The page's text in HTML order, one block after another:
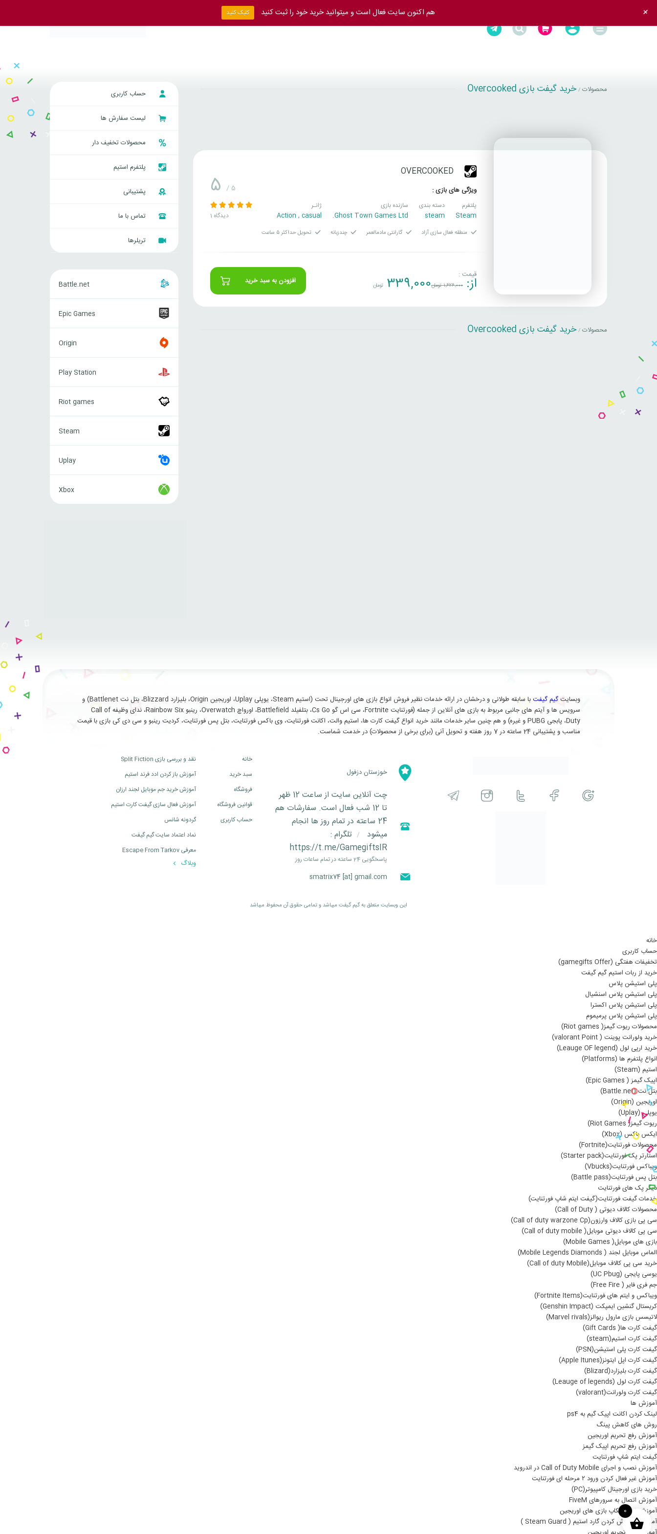
محصولات / خرید گیفت بازی Overcooked
OVERCOOKED
ویژگی های بازی :
پلتفرم
Steam
دسته بندی
steam
سازنده بازی
Ghost Town Games Ltd.
ژانـر
Action , casual
5 / 5
1 دیدگاه
منطقه فعال سازی آزاد گارانتی مادمالعمر چندزبانه تحویل حداکثر ۵ ساعت
قیمت :
از: 1,626,000تومان339,000 تومان افزودن به سبد خرید
محصولات / خرید گیفت بازی Overcooked
حساب کاربری
لیست سفارش ها
محصولات تخفیف دار
پلتفرم استیم
پشتیبانی
تماس با ما
تریلرها
Battle.net
Games
Epic Games
Origin
Station
Play Station
games
Riot games
Steam
Uplay
Xbox
وبسایتگیم گیفت
با سابقه طولانی و درخشان در ارائه خدمات نظیر فروش انواع بازی های اورجینال تحت (استیم Steam، یوپلی Uplay، اوریجین Origin، بلیزارد Blizzard، بتل نت Battlenet) و
سرویس ها و آیتم های جانبی مربوط به بازی های آنلاین از جمله (فورتنایت Fortnite، سی اس گو Cs Go، بتلفیلد Battlefield، اورواچ Overwatch، رینبو Rainbow Six، ندای وظیفه Call of
Duty، پابجی PUBG و غیره) و هم چنین سایر خدمات مانند خرید انواع گیفت کارت ها، استیم والت، اکانت فورتنایت، وی باکس فورتنایت، بتل پس فورتنایت، کردیت رینبو و سی دی کی بازی با قیمت
مناسب و پشتیبانی 24 ساعته در 7 روز هفته و تحویل آنی (برای برخی از محصولات) در خدمت شماست.
خوزستان دزفول
چت آنلاین سایت از ساعت 12 ظهر
تا 12 شب فعال است. سفارشات هم
24 ساعته در تمام روز ها انجام
میشود
/ تلگرام :
https://t.me/GamegiftsIR
پاسخگویی 24 ساعته در تمام ساعات روز
smatrix74 [at] gmail.com
خانه
سبد خرید
فروشگاه
قوانین فروشگاه
حساب کاربری
نقد و بررسی بازی Split Fiction
آموزش باز کردن ادد فرند استیم
آموزش خرید جم موبایل لجند ارزان
آموزش فعال سازی گیفت کارت استیم
گردونه شانس
نماد اعتماد سایت گیم گیفت
معرفی Escape From Tarkov
وبلاگ
اين وبسايت متعلق به گیم گیفت ميباشد و تمامی حقوق آن محفوظ ميباشد
خانه
حساب کاربری
تخفیفات هفتگی (gamegifts Offer)
خرید از ربات استیم گیم گیفت
پلی استیشن پلاس
پلی استیشن پلاس اسنشیال
پلی استیشن پلاس اکسترا
پلی استیشن پلاس پرمیموم
محصولات ریوت گیمز( Riot games)
خرید ولورانت پوینت ( valorant Point)
خرید ارپی لول (Leauge OF legend)
انواع پلتفرم ها (Platforms)
استیم (Steam)
اپیک گیمز ( Epic Games)
بتل.نت (Battle.net)
اوریجین (Origin)
یوپلی (Uplay)
ریوت گیمز( Riot Games)
ایکس باکس (Xbox)
محصولات فورتنایت(Fortnite)
استارتر پک فورتنایت(Starter pack)
ویباکس فورتنایت(Vbucks)
بتل پس فورتنایت(Battle pass)
دیگر پک های فورتنایت
خدمات گیفت فورتنایت(گیفت ایتم شاپ فورتنایت)
محصولات کالاف دیوتی ( Call of Duty)
سی پی بازی کالاف وارزون(Call of duty warzone Cp)
سی پی کالاف دیوتی موبایل( Call of duty mobile)
بازی های موبایل( Mobile Games)
الماس موبایل لجند ( Mobile Legends Diamonds)
خرید سی پی کالاف موبایل(Call of duty Mobile)
یوسی پایجی (UC Pbug)
جم فری فایر ( Free Fire)
ویباکس و ایتم های فورتنایت(Fortnite Items)
کریستال گنشین ایمپکت (Genshin Impact)
لاتیسس بازی مارول ریوالز(Marvel rivals)
گیفت کارت ها( Gift Cards)
گیفت کارت استیم(steam)
گیفت کارت پلی استیشن(PSN)
گیفت کارت اپل ایتونز(Apple Itunes)
گیفت کارت بلیزارد(Blizard)
گیفت کارت لول (Leauge of legends)
گیفت کارت ولورانت(valorant)
آموزش ها
لینک کردن اکانت اپیک گیم به ps4
روش های کاهش پینگ
آموزش رفع تحریم اوریجین
آموزش رفع تحریم اپیک گیمز
گیفت ایتم شاپ فورتنایت
آموزش نصب و اجرای Call of Duty Mobile در اندروید
آموزش غیر فعال کردن ورود ۲ مرحله ای فورتنایت
خرید بازی اورجینال کامپیوتر(PC)
آموزش اتصال به سرورهای FiveM
آموزش نصب بکاپ بازی های اوریجین
آموزش خاموش کردن گارد استیم ( Steam Guard )
هم اکنون سایت فعال است و میتوانید خرید خود را ثبت کنید کلیک کنید +
0